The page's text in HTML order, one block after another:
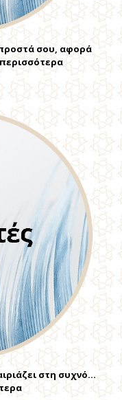
σου, αφορά
στη συχνό…